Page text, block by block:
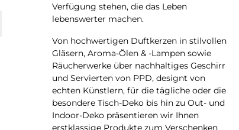
Verfügung stehen, die das Leben
lebenswerter machen.
Von hochwertigen Duftkerzen in stilvollen
Gläsern, Aroma-Ölen & -Lampen sowie
Räucherwerke über nachhaltiges Geschirr
und Servierten von PPD, designt von
echten Künstlern, für die tägliche oder die
besondere Tisch-Deko bis hin zu Out- und
Indoor-Deko präsentieren wir Ihnen
erstklassige Produkte zum Verschenken